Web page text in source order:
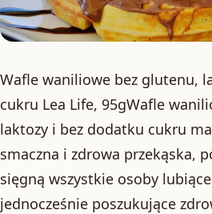
Wafle waniliowe bez glutenu,
cukru Lea Life, 95gWafle
laktozy i bez dodatku cukru
smaczna i zdrowa przekąska,
sięgną wszystkie osoby
jednocześnie poszukujące